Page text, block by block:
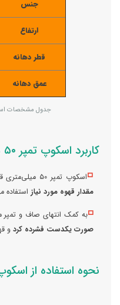
جنس
ارتفاع
قطر دهانه
عمق دهانه
جدول مشخصات اسکوپ تمپر ۵۰
کاربرد اسکوپ تمپر ۵۰ میلی‌متری قهوه چیست؟
◽️اسکوپ تمپر ۵۰ میلی‌متری قهوه
مقدار قهوه مورد نیاز استفاده
◽️به کمک انتهای صاف و تمپر
صورت یکدست فشرده کرد و
نحوه استفاده از اسکوپ تمپر ۵۰